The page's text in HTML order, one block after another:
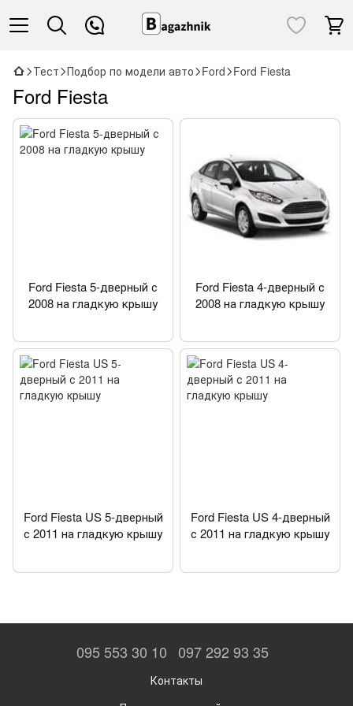
Тест Подбор по модели авто Ford Ford Fiesta
Ford Fiesta
Ford Fiesta 5-дверный с
2008 на гладкую крышу
Ford Fiesta 4-дверный с
2008 на гладкую крышу
Ford Fiesta US 5-дверный
с 2011 на гладкую крышу
Ford Fiesta US 4-дверный
с 2011 на гладкую крышу
095 553 30 10 097 292 93 35
Контакты